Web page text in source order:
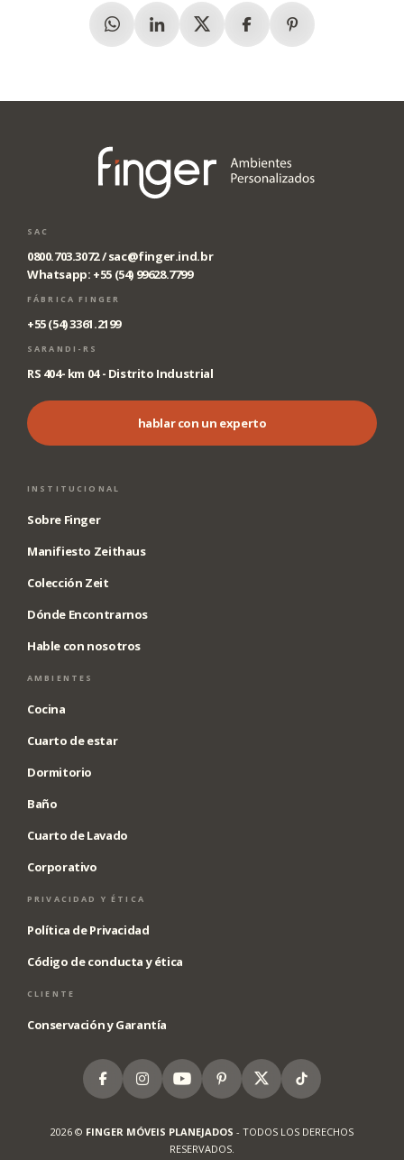
WhatsappLinkedinX (Twitter)FacebookPinterest
SAC
0800.703.3072 /sac@finger.ind.br
Whatsapp: +55 (54) 99628.7799
FÁBRICA FINGER
+55 (54) 3361.2199
SARANDI-RS
RS 404- km 04 - Distrito Industrial
hablar con un experto
INSTITUCIONAL
Sobre Finger
Manifiesto Zeithaus
Colección Zeit
Dónde Encontrarnos
Hable con nosotros
AMBIENTES
Cocina
Cuarto de estar
Dormitorio
Baño
Cuarto de Lavado
Corporativo
PRIVACIDAD Y ÉTICA
Política de Privacidad
Código de conducta y ética
CLIENTE
Conservación y Garantía
FacebookInstagramYoutubePinterest
X Tiktok
2026 © FINGER MÓVEIS PLANEJADOS - TODOS LOS DERECHOS
RESERVADOS.